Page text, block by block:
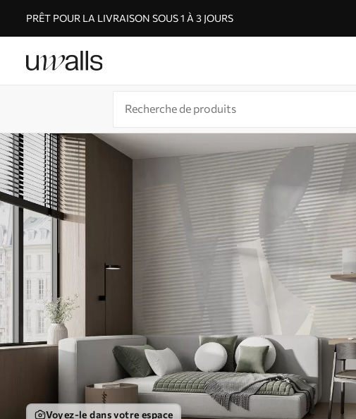
PRÊT POUR LA LIVRAISON SOUS 1 À 3 JOURS
Voyez-le dans votre espace